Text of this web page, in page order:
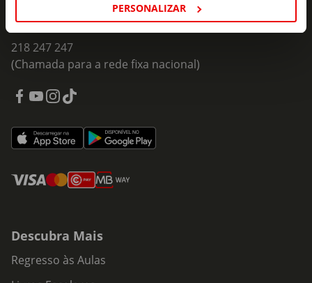
PERSONALIZAR
Formulário de Contacto
218 247 247
(Chamada para a rede fixa nacional)
Descubra Mais
Regresso às Aulas